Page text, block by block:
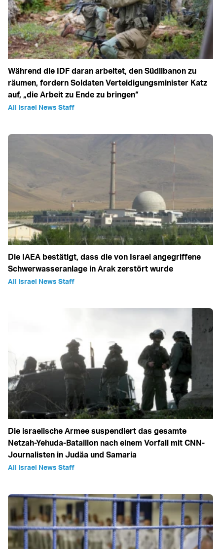
Während die IDF daran arbeitet, den Südlibanon zu
räumen, fordern Soldaten Verteidigungsminister Katz
auf, „die Arbeit zu Ende zu bringen“
All Israel News Staff
Die IAEA bestätigt, dass die von Israel angegriffene
Schwerwasseranlage in Arak zerstört wurde
All Israel News Staff
Die israelische Armee suspendiert das gesamte
Netzah-Yehuda-Bataillon nach einem Vorfall mit CNN-
Journalisten in Judäa und Samaria
All Israel News Staff